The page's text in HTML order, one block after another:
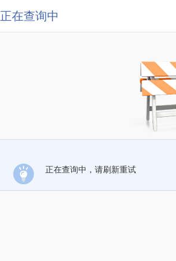
正在查询中
正在查询中，请刷新重试